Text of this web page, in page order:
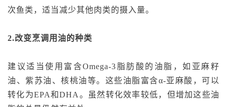
次鱼类，适当减少其他肉类的摄入量。
2.改变烹调用油的种类
建议适当使用富含Omega-3脂肪酸的油脂，如亚麻籽
油、紫苏油、核桃油等。这些油脂富含α-亚麻酸，可以
转化为EPA和DHA。虽然转化效率较低，但增加这些油